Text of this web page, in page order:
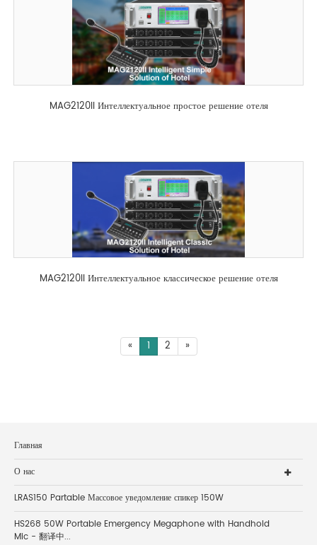
MAG2120II Интеллектуальное простое решение отеля
MAG2120II Интеллектуальное классическое решение отеля
« 1 2 »
Главная
О нас
LRAS150 Partable Массовое уведомление спикер 150W
HS268 50W Portable Emergency Megaphone with Handhold
Mic - 翻译中...